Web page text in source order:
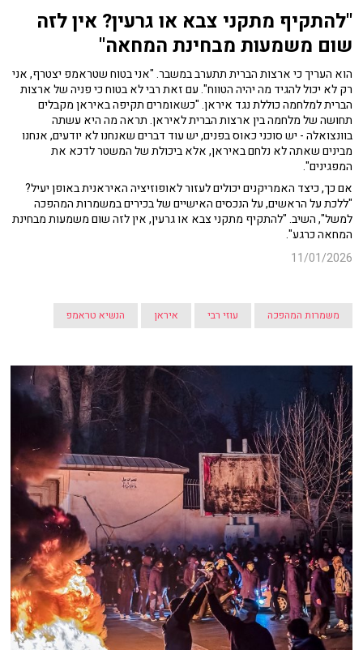
"להתקיף מתקני צבא או גרעין? אין לזה
שום משמעות מבחינת המחאה"
הוא העריך כי ארצות הברית תתערב במשבר. "אני בטוח שטראמפ יצטרף, אני
רק לא יכול להגיד מה יהיה הטווח". עם זאת רבי לא בטוח כי פניה של ארצות
הברית למלחמה כוללת נגד איראן. "כשאומרים תקיפה באיראן מקבלים
תחושה של מלחמה בין ארצות הברית לאיראן. תראה מה היא עשתה
בוונצואלה - יש סוכני כאוס בפנים, יש עוד דברים שאנחנו לא יודעים, אנחנו
מבינים שאתה לא נלחם באיראן, אלא ביכולת של המשטר לדכא את
המפגינים".
אם כך, כיצד האמריקנים יכולים לעזור לאופוזיציה האיראנית באופן יעיל?
"ללכת על הראשים, על הנכסים האישיים של בכירים במשמרות המהפכה
למשל", השיב. "להתקיף מתקני צבא או גרעין, אין לזה שום משמעות מבחינת
המחאה כרגע".
11/01/2026
משמרות המהפכה עוזי רבי איראן הנשיא טראמפ